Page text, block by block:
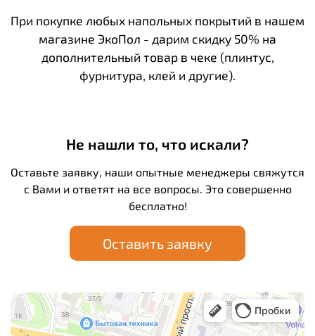
При покупке любых напольных покрытий в нашем
магазине ЭкоПол - дарим скидку 50% на
дополнительный товар в чеке (плинтус,
фурнитура, клей и другие).
Не нашли то, что искали?
Оставьте заявку, наши опытные менеджеры свяжутся
с Вами и ответят на все вопросы. Это совершенно
бесплатно!
Оставить заявку